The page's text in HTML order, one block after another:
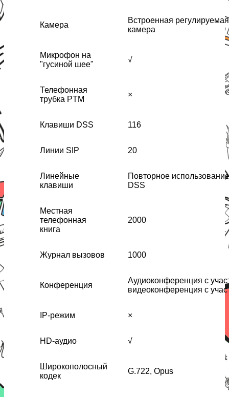
Камера
Встроенная
камера
Микрофон на
"гусиной шее"
√
Телефонная
трубка PTM
×
Клавиши DSS 116
Линии SIP 20
Линейные
клавиши
Повторное
DSS
Местная
телефонная
книга
2000
Журнал вызовов 1000
Конференция
Аудиоконференция с
видеоконференция с
IP-режим ×
HD-аудио √
Широкополосный
кодек
G.722, Opus